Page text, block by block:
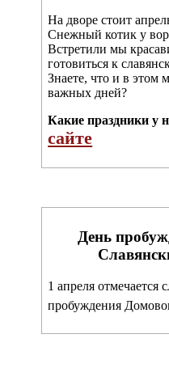
На дворе стоит
Снежный котик у
Встретили мы
готовиться к
Знаете, что и в этом
важных дней?
Какие праздники у
сайте
День
1 апреля отмечается
пробуждения